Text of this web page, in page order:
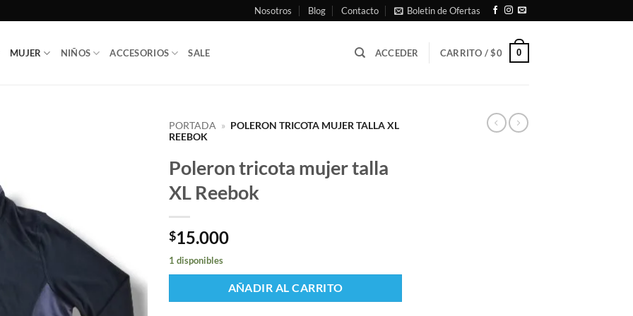
Nosotros Blog Contacto Boletin de Ofertas
MUJER NIÑOS ACCESORIOS SALE ACCEDER CARRITO /$0 0
PORTADA » POLERON TRICOTA MUJER TALLA XL
REEBOK
Poleron tricota mujer talla
XL Reebok
$15.000
1 disponibles
AÑADIR AL CARRITO